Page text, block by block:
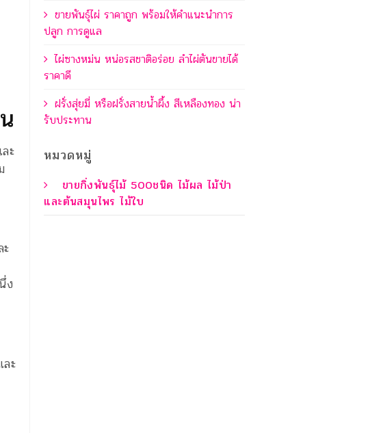
ะ
ง
ะ
ขายพันธุ์ไผ่ ราคาถูก พร้อมให้คำแนะนำการ
ปลูก การดูแล
ไผ่ซางหม่น หน่อรสชาติอร่อย ลำไผ่ตันขายได้
ราคาดี
ฝรั่งสุ่ยมี่ หรือฝรั่งสายน้ำผึ้ง สีเหลืองทอง น่า
รับประทาน
หมวดหมู่
ขายกิ่งพันธุ์ไม้ 500ชนิด ไม้ผล ไม้ป่า
และต้นสมุนไพร ไม้ใบ